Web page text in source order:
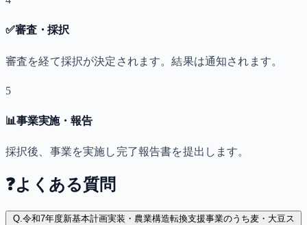
✅審査・採択
審査を経て採択が決定されます。結果は通知されます。
5
📊事業実施・報告
採択後、事業を実施し完了報告書を提出します。
❓よくある質問
Q.令和7年度新基本計画実装・農業構造転換支援事業のうち麦・大豆ス